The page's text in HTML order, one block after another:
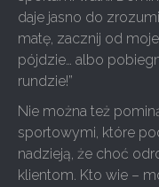
daje jasno do
matę, zacznij od
pójdzie… albo
rundzie!”
Nie można też
sportowymi, które
nadzieją, że choć
klientom. Kto wie –